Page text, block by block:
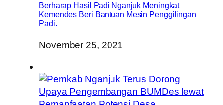
Berharap Hasil Padi Nganjuk Meningkat
Kemendes Beri Bantuan Mesin Penggilingan
Padi.
November 25, 2021